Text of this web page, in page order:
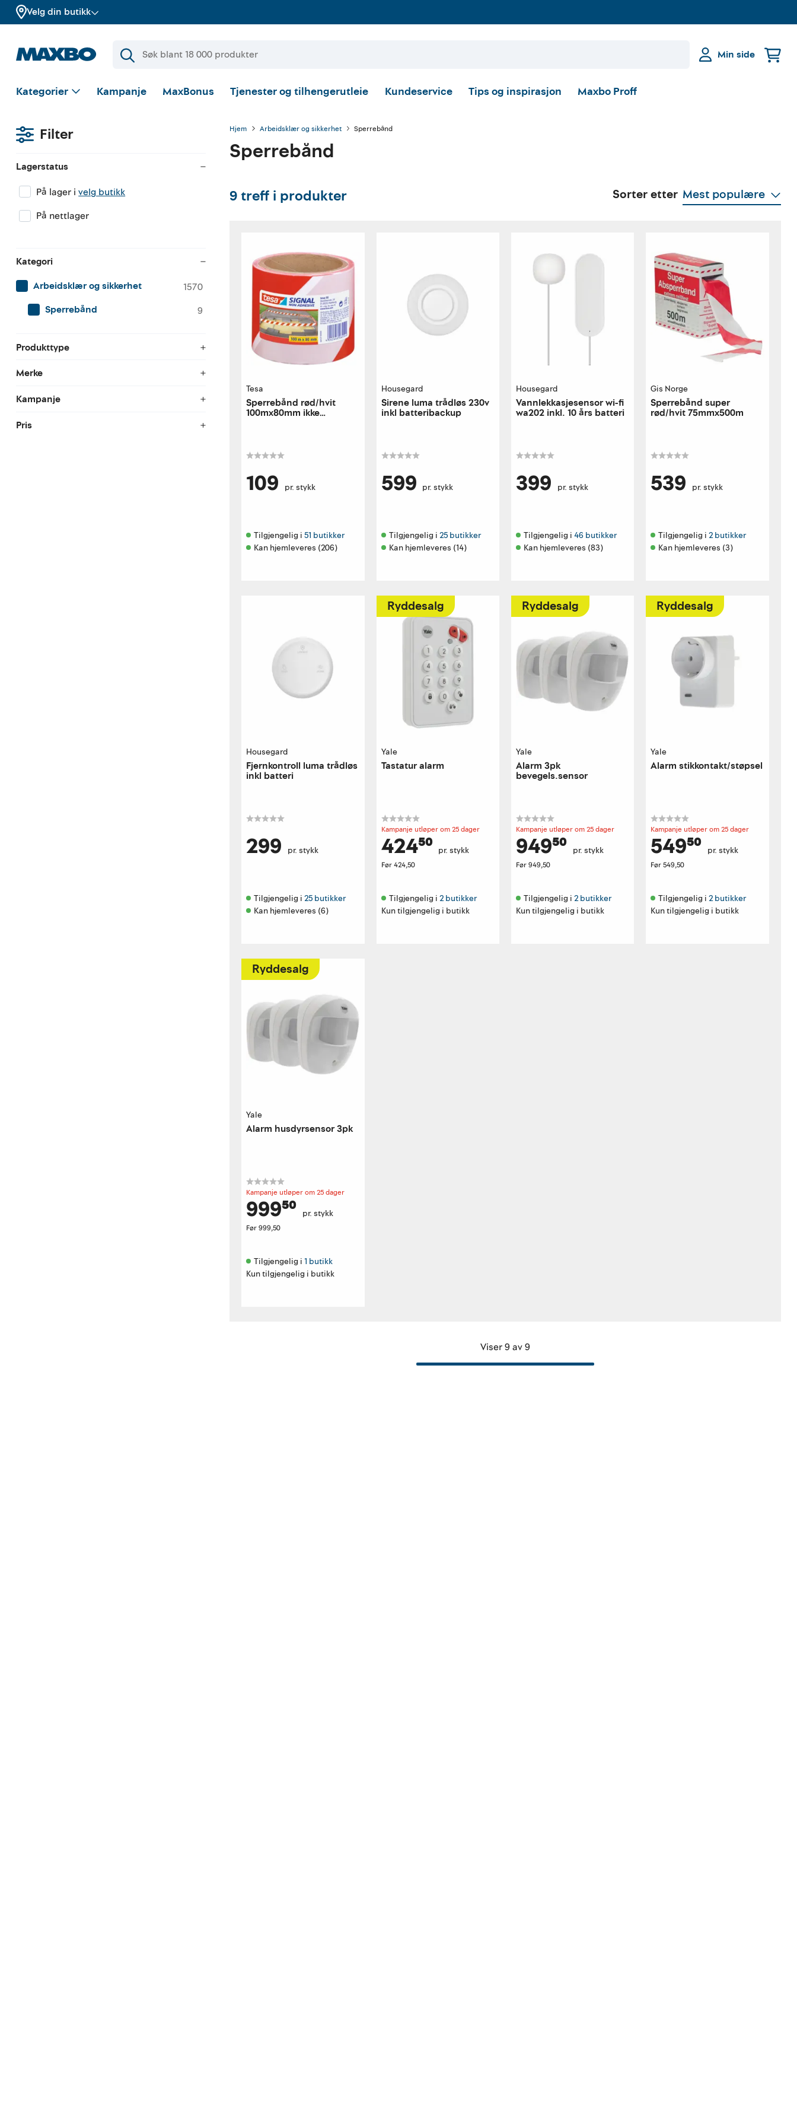
Velg din butikk
Min side
Kategorier Kampanje MaxBonus Tjenester og tilhengerutleie Kundeservice Tips og inspirasjon Maxbo Proff
Filter
Lagerstatus
På lager ivelg butikk
På nettlager
Kategori
Arbeidsklær og sikkerhet
1570
Sperrebånd
9
Produkttype
Merke
Kampanje
Pris
Hjem Arbeidsklær og sikkerhet Sperrebånd
Sperrebånd
9treff i produkter Sorter etter Mest populære
Tesa
Sperrebånd rød/hvit
100mx80mm ikke
109 pr. stykk
Tilgjengelig i 51 butikker
Kan hjemleveres (206)
Housegard
Sirene luma trådløs 230v
inkl batteribackup
599 pr. stykk
Tilgjengelig i 25 butikker
Kan hjemleveres (14)
Housegard
Vannlekkasjesensor wi-fi
wa202 inkl. 10 års batteri
399 pr. stykk
Tilgjengelig i 46 butikker
Kan hjemleveres (83)
Gis Norge
Sperrebånd super
rød/hvit 75mmx500m
539 pr. stykk
Tilgjengelig i 2 butikker
Kan hjemleveres (3)
Housegard
Fjernkontroll luma trådløs
inkl batteri
299 pr. stykk
Tilgjengelig i 25 butikker
Kan hjemleveres (6)
Ryddesalg
Yale
Tastatur alarm
Kampanje utløper om 25 dager
424⁵⁰ pr. stykk
Før 424,50
Tilgjengelig i 2 butikker
Kun tilgjengelig i butikk
Ryddesalg
Yale
Alarm 3pk
bevegels.sensor
Kampanje utløper om 25 dager
949⁵⁰ pr. stykk
Før949,50
Tilgjengelig i 2 butikker
Kun tilgjengelig i butikk
Ryddesalg
Yale
Alarm stikkontakt/støpsel
Kampanje utløper om 25 dager
549⁵⁰ pr. stykk
Før 549,50
Tilgjengelig i 2 butikker
Kun tilgjengelig i butikk
Ryddesalg
Yale
Alarm husdyrsensor 3pk
Kampanje utløper om 25 dager
999⁵⁰ pr. stykk
Før999,50
Tilgjengelig i 1 butikk
Kun tilgjengelig i butikk
Viser 9 av 9